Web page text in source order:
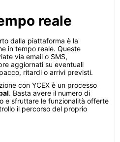
reale
dalla piattaforma è la
in tempo reale. Queste
via email o SMS,
aggiornati su eventuali
ritardi o arrivi previsti.
con YCEX è un processo
. Basta avere il numero di
e sfruttare le funzionalità offerte
il percorso del proprio